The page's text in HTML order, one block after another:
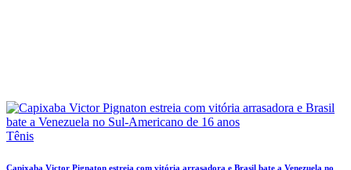
Tênis
Capixaba Victor Pignaton estreia com vitória arrasadora e Brasil bate a Venezuela no